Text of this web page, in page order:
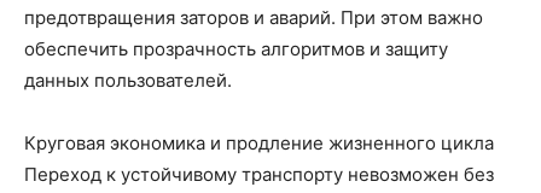
предотвращения заторов и аварий. При этом важно
обеспечить прозрачность алгоритмов и защиту
данных пользователей.
Круговая экономика и продление жизненного цикла
Переход к устойчивому транспорту невозможен без